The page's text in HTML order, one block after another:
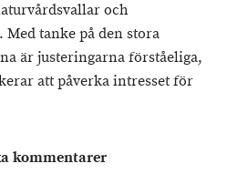
och
tanke på den stora
är justeringarna förståeliga,
att påverka intresset för
kommentarer